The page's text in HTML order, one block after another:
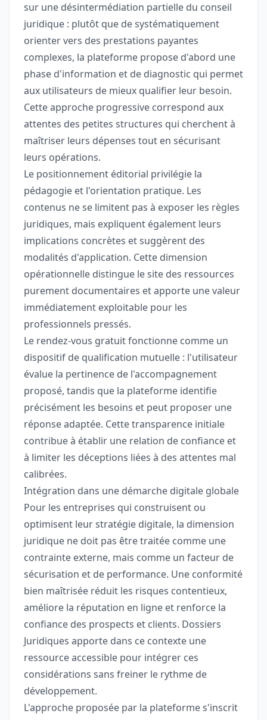
sur une désintermédiation partielle du conseil
juridique : plutôt que de systématiquement
orienter vers des prestations payantes
complexes, la plateforme propose d'abord une
phase d'information et de diagnostic qui permet
aux utilisateurs de mieux qualifier leur besoin.
Cette approche progressive correspond aux
attentes des petites structures qui cherchent à
maîtriser leurs dépenses tout en sécurisant
leurs opérations.
Le positionnement éditorial privilégie la
pédagogie et l'orientation pratique. Les
contenus ne se limitent pas à exposer les règles
juridiques, mais expliquent également leurs
implications concrètes et suggèrent des
modalités d'application. Cette dimension
opérationnelle distingue le site des ressources
purement documentaires et apporte une valeur
immédiatement exploitable pour les
professionnels pressés.
Le rendez-vous gratuit fonctionne comme un
dispositif de qualification mutuelle : l'utilisateur
évalue la pertinence de l'accompagnement
proposé, tandis que la plateforme identifie
précisément les besoins et peut proposer une
réponse adaptée. Cette transparence initiale
contribue à établir une relation de confiance et
à limiter les déceptions liées à des attentes mal
calibrées.
Intégration dans une démarche digitale globale
Pour les entreprises qui construisent ou
optimisent leur stratégie digitale, la dimension
juridique ne doit pas être traitée comme une
contrainte externe, mais comme un facteur de
sécurisation et de performance. Une conformité
bien maîtrisée réduit les risques contentieux,
améliore la réputation en ligne et renforce la
confiance des prospects et clients. Dossiers
Juridiques apporte dans ce contexte une
ressource accessible pour intégrer ces
considérations sans freiner le rythme de
développement.
L'approche proposée par la plateforme s'inscrit